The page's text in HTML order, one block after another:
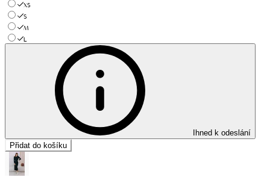
XS
S
M
L
Ihned k odeslání
Přidat do košíku